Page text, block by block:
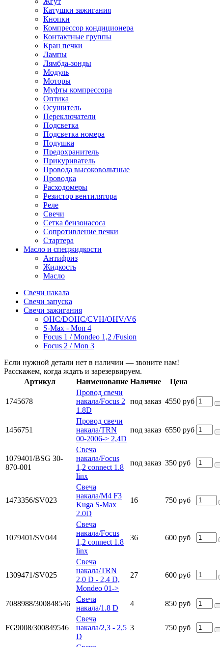
Катушки зажигания
Кнопки
Компрессор кондиционера
Контактные группы
Кран печки
Лампы
Лямбда-зонды
Модуль
Моторы
Муфты компрессора
Оптика
Осушитель
Переключатели
Подсветка
Подсветка номера
Подушка
Предохранитель
Прикуриватель
Провода высоковольтные
Проводка
Расходомеры
Резистор вентилятора
Реле
Свечи
Сетка бензонасоса
Сопротивление печки
Стартера
Масло и спецжидкости
Антифриз
Жидкость
Масло
Свечи накала
Свечи запуска
Свечи зажигания
OHC/DOHC/CVH/OHV/V6
S-Max - Mon 4
Focus 1 / Mondeo 1,2 /Fusion
Focus 2 / Mon 3
Если нужной детали нет в наличии — звоните нам!
Расскажем, когда ждать и зарезервируем.
Артикул
Наименование Наличие Цена
1745678
Провод свечи
накала/Focus 2
1.8D
под заказ 4550 руб
1456751
Провод свечи
накала/TRN
00-2006-> 2,4D
под заказ 6550 руб
1079401/BSG 30-
870-001
Свеча
накала/Focus
1,2 connect 1.8
linx
под заказ 350 руб
1473356/SV023
Свеча
накала/M4 F3
Kuga S-Max
2.0D
16 750 руб
1079401/SV044
Свеча
накала/Focus
1,2 connect 1.8
linx
36 600 руб
1309471/SV025
Свеча
накала/TRN
2,0 D - 2,4 D,
Mondeo 01->
27 600 руб
7088988/300848546
Свеча
накала/1.8 D
4 850 руб
FG9008/300849546
Свеча
накала/2,3 - 2,5
D
3 750 руб